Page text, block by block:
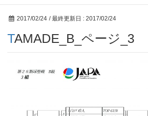
2017/02/24 / 最終更新日 : 2017/02/24
TAMADE_B_ページ_3